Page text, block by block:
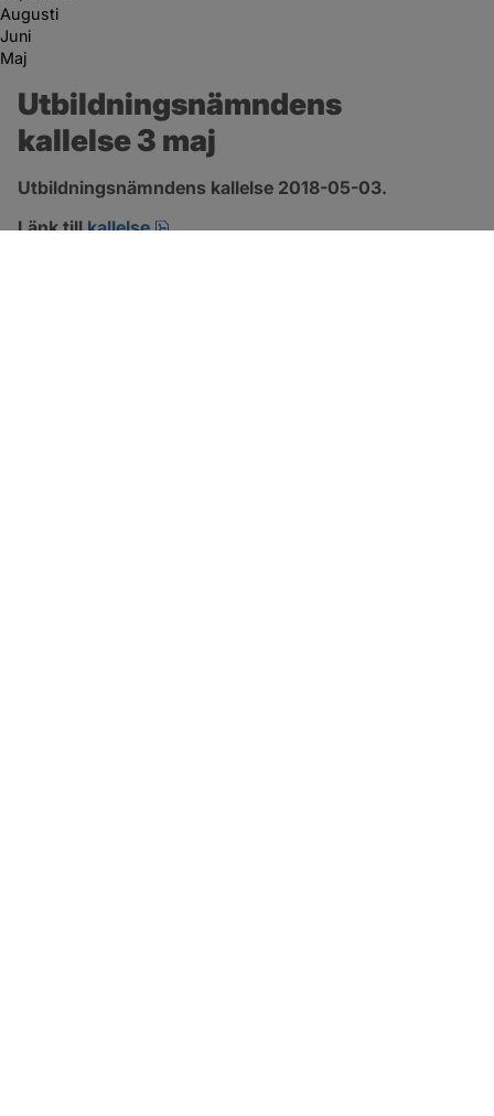
Augusti
Juni
Maj
Utbildningsnämndens
kallelse 3 maj
Utbildningsnämndens kallelse 2018-05-03.
Länk till kallelse pdf.